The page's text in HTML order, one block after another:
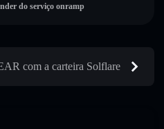
do serviço onramp
com a carteira Solflare